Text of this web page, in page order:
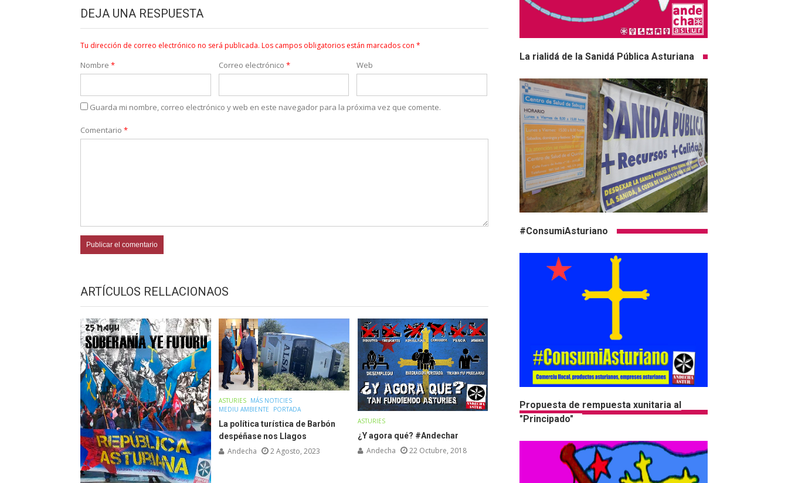
DEJA UNA RESPUESTA
Tu dirección de correo electrónico no será publicada. Los campos obligatorios están marcados con *
Nombre * Correo electrónico * Web
Guarda mi nombre, correo electrónico y web en este navegador para la próxima vez que comente.
Comentario *
ARTÍCULOS RELLACIONAOS
ASTURIES MÁS NOTICIES
MEDIU AMBIENTE
PORTADA
La política turística de Barbón
despéñase nos Llagos
Andecha 2 Agosto, 2023
ASTURIES
¿Y agora qué? #Andechar
Andecha 22 Octubre, 2018
La rialidá de la Sanidá Pública Asturiana
#ConsumiAsturiano
Propuesta de rempuesta xunitaria al
"Principado"